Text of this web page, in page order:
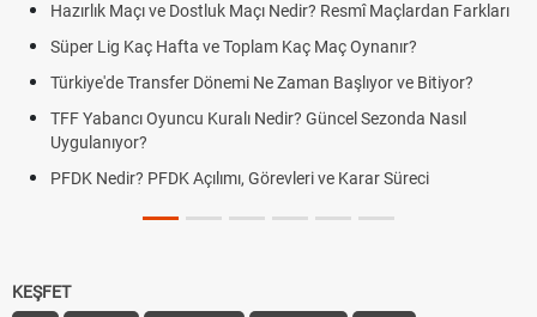
Hazırlık Maçı ve Dostluk Maçı Nedir? Resmî Maçlardan Farkları
Süper Lig Kaç Hafta ve Toplam Kaç Maç Oynanır?
Türkiye'de Transfer Dönemi Ne Zaman Başlıyor ve Bitiyor?
TFF Yabancı Oyuncu Kuralı Nedir? Güncel Sezonda Nasıl
Uygulanıyor?
PFDK Nedir? PFDK Açılımı, Görevleri ve Karar Süreci
KEŞFET